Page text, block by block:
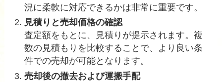
況に柔軟に対応できるかは非常に重要です。
見積りと売却価格の確認
査定額をもとに、見積りが提示されます。複
数の見積もりを比較することで、より良い条
件での売却が可能となります。
売却後の撤去および運搬手配